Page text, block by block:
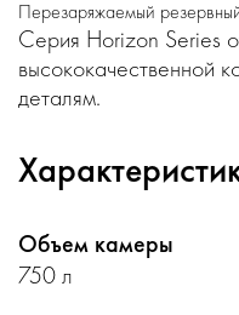
Перезаряжаемый
Серия Horizon Series
высококачественной
деталям.
Объем камеры
750 л